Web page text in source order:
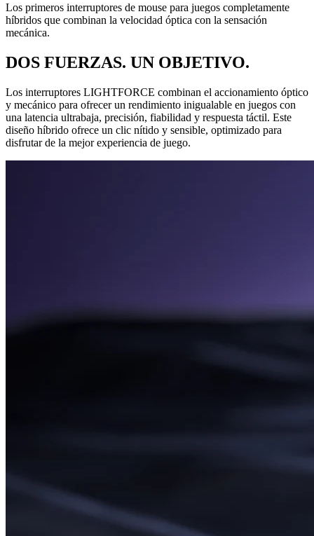
Los primeros interruptores de mouse para juegos completamente
híbridos que combinan la velocidad óptica con la sensación
mecánica.
DOS FUERZAS. UN OBJETIVO.
Los interruptores LIGHTFORCE combinan el accionamiento óptico
y mecánico para ofrecer un rendimiento inigualable en juegos con
una latencia ultrabaja, precisión, fiabilidad y respuesta táctil. Este
diseño híbrido ofrece un clic nítido y sensible, optimizado para
disfrutar de la mejor experiencia de juego.